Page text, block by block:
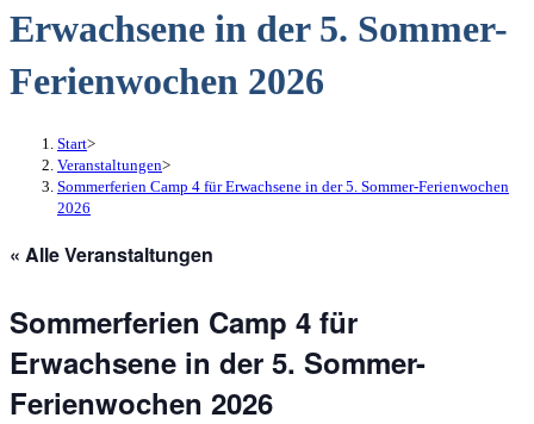
Erwachsene in der 5. Sommer-
Ferienwochen 2026
Start>
Veranstaltungen>
Sommerferien Camp 4 für Erwachsene in der 5. Sommer-Ferienwochen
2026
« Alle Veranstaltungen
Sommerferien Camp 4 für
Erwachsene in der 5. Sommer-
Ferienwochen 2026